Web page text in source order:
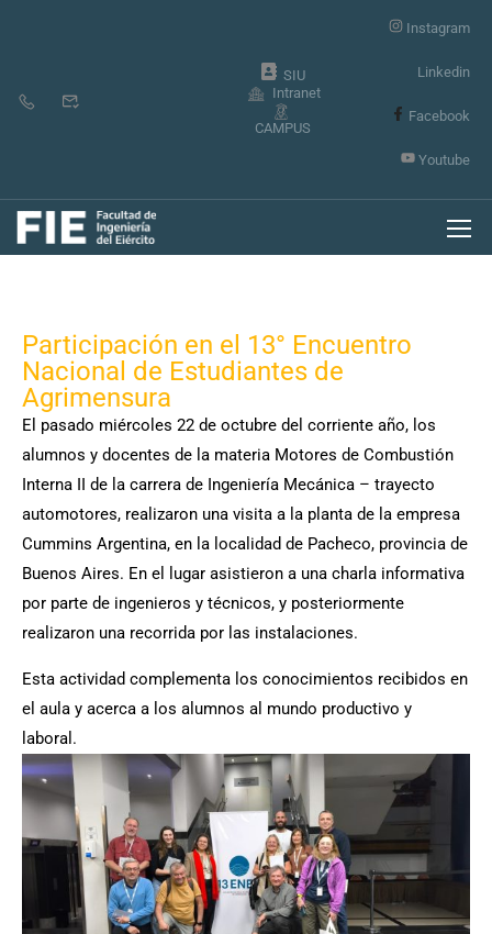
SIU
Intranet
CAMPUS
Instagram
Linkedin
Facebook
Youtube
Participación en el 13° Encuentro
Nacional de Estudiantes de
Agrimensura
El pasado miércoles 22 de octubre del corriente año, los
alumnos y docentes de la materia Motores de Combustión
Interna II de la carrera de Ingeniería Mecánica – trayecto
automotores, realizaron una visita a la planta de la empresa
Cummins Argentina, en la localidad de Pacheco, provincia de
Buenos Aires. En el lugar asistieron a una charla informativa
por parte de ingenieros y técnicos, y posteriormente
realizaron una recorrida por las instalaciones.
Esta actividad complementa los conocimientos recibidos en
el aula y acerca a los alumnos al mundo productivo y
laboral.